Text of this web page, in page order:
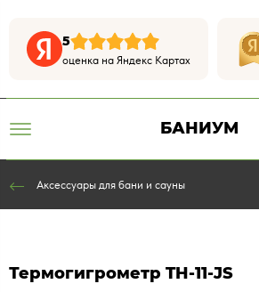
5
оценка на Яндекс Картах
БАНИУМ
Аксессуары для бани и сауны
Термогигрометр TH-11-JS